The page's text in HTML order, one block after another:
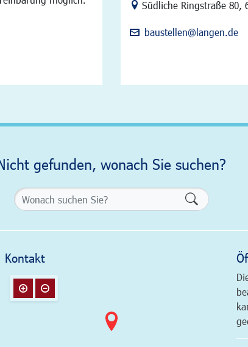
Link zur Google-Maps
Südliche Ringstraße 80,
baustellen@langen.de
gefunden, wonach Sie suchen?
Kontakt